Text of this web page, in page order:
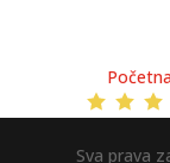
Sva prava